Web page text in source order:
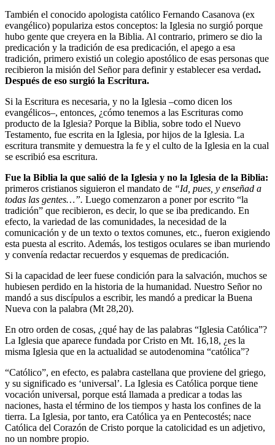
También el conocido apologista católico Fernando Casanova (ex
evangélico) populariza estos conceptos: la Iglesia no surgió porque
hubo gente que creyera en la Biblia. Al contrario, primero se dio la
predicación y la tradición de esa predicación, el apego a esa
tradición, primero existió un colegio apostólico de esas personas que
recibieron la misión del Señor para definir y establecer esa verdad.
Después de eso surgió la Escritura.
Si la Escritura es necesaria, y no la Iglesia –como dicen los
evangélicos–, entonces, ¿cómo tenemos a las Escrituras como
producto de la Iglesia? Porque la Biblia, sobre todo el Nuevo
Testamento, fue escrita en la Iglesia, por hijos de la Iglesia. La
escritura transmite y demuestra la fe y el culto de la Iglesia en la cual
se escribió esa escritura.
Fue la Biblia la que salió de la Iglesia y no la Iglesia de la Biblia:
primeros cristianos siguieron el mandato de “Id, pues, y enseñad a
todas las gentes…”. Luego comenzaron a poner por escrito “la
tradición” que recibieron, es decir, lo que se iba predicando. En
efecto, la variedad de las comunidades, la necesidad de la
comunicación y de un texto o textos comunes, etc., fueron exigiendo
esta puesta al escrito. Además, los testigos oculares se iban muriendo
y convenía redactar recuerdos y esquemas de predicación.
Si la capacidad de leer fuese condición para la salvación, muchos se
hubiesen perdido en la historia de la humanidad. Nuestro Señor no
mandó a sus discípulos a escribir, les mandó a predicar la Buena
Nueva con la palabra (Mt 28,20).
En otro orden de cosas, ¿qué hay de las palabras “Iglesia Católica”?
La Iglesia que aparece fundada por Cristo en Mt. 16,18, ¿es la
misma Iglesia que en la actualidad se autodenomina “católica”?
“Católico”, en efecto, es palabra castellana que proviene del griego,
y su significado es ‘universal’. La Iglesia es Católica porque tiene
vocación universal, porque está llamada a predicar a todas las
naciones, hasta el término de los tiempos y hasta los confines de la
tierra. La Iglesia, por tanto, era Católica ya en Pentecostés; nace
Católica del Corazón de Cristo porque la catolicidad es un adjetivo,
no un nombre propio.